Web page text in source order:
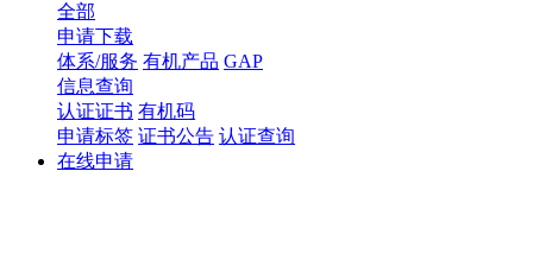
全部
申请下载
体系/服务 有机产品 GAP
信息查询
认证证书 有机码
申请标签 证书公告 认证查询
在线申请